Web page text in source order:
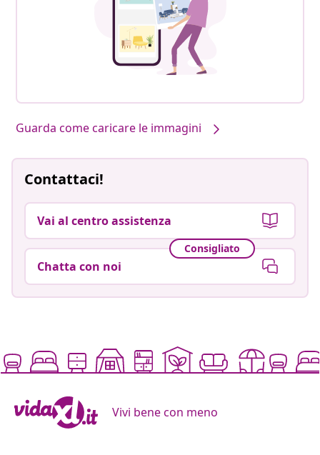
Guarda come caricare le immagini
Contattaci!
Vai al centro assistenza
Consigliato
Chatta con noi
Vivi bene con meno